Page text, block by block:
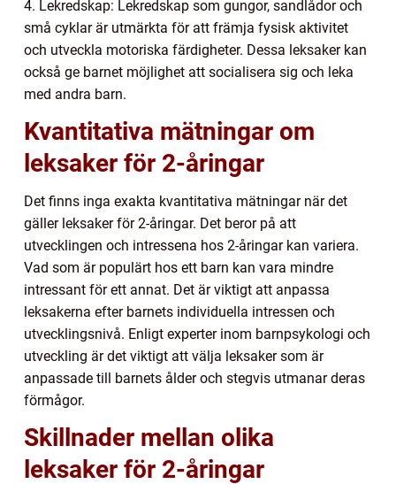
4. Lekredskap: Lekredskap som gungor, sandlådor och
små cyklar är utmärkta för att främja fysisk aktivitet
och utveckla motoriska färdigheter. Dessa leksaker kan
också ge barnet möjlighet att socialisera sig och leka
med andra barn.
Kvantitativa mätningar om
leksaker för 2-åringar
Det finns inga exakta kvantitativa mätningar när det
gäller leksaker för 2-åringar. Det beror på att
utvecklingen och intressena hos 2-åringar kan variera.
Vad som är populärt hos ett barn kan vara mindre
intressant för ett annat. Det är viktigt att anpassa
leksakerna efter barnets individuella intressen och
utvecklingsnivå. Enligt experter inom barnpsykologi och
utveckling är det viktigt att välja leksaker som är
anpassade till barnets ålder och stegvis utmanar deras
förmågor.
Skillnader mellan olika
leksaker för 2-åringar